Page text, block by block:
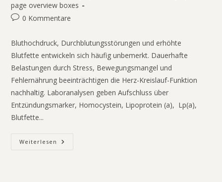
page overview boxes
0 Kommentare
Bluthochdruck, Durchblutungsstörungen und erhöhte
Blutfette entwickeln sich häufig unbemerkt. Dauerhafte
Belastungen durch Stress, Bewegungsmangel und
Fehlernährung beeinträchtigen die Herz-Kreislauf-Funktion
nachhaltig. Laboranalysen geben Aufschluss über
Entzündungsmarker, Homocystein, Lipoprotein (a), Lp(a),
Blutfette...
Weiterlesen